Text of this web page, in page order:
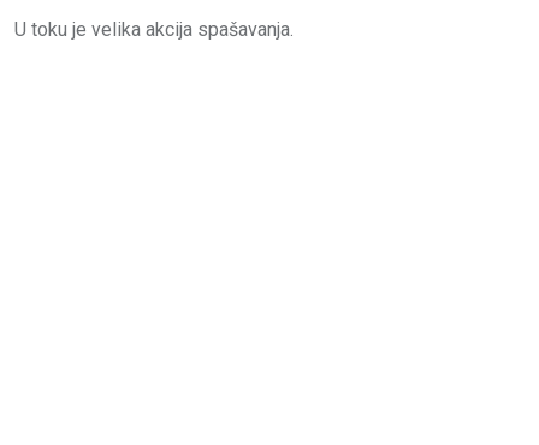
U toku je velika akcija spašavanja.